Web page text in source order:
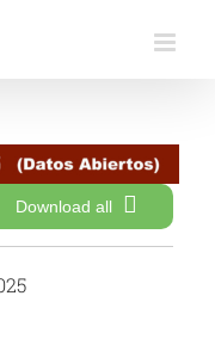
Download all